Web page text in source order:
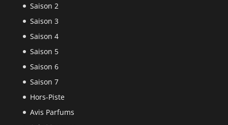
Saison 2
Saison 3
Saison 4
Saison 5
Saison 6
Saison 7
Hors-Piste
Avis Parfums